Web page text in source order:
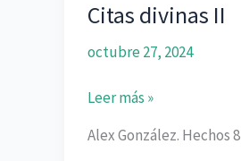
Citas divinas II
octubre 27, 2024
Citas
II
Leer más »
Alex González. Hechos 8